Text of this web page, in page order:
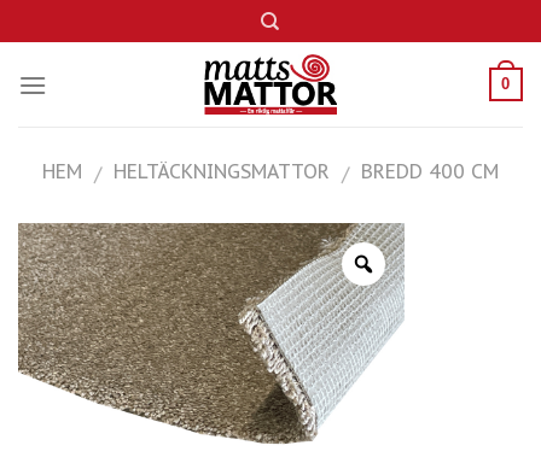
to
content
0
HEM / HELTÄCKNINGSMATTOR / BREDD 400 CM